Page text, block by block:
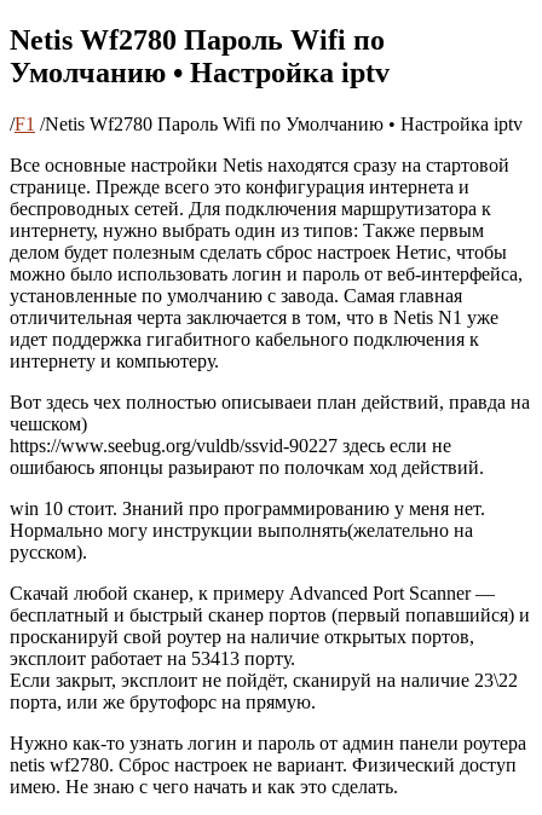
Netis Wf2780 Пароль Wifi по
Умолчанию • Настройка iptv
/F1 /Netis Wf2780 Пароль Wifi по Умолчанию • Настройка iptv
Все основные настройки Netis находятся сразу на стартовой
странице. Прежде всего это конфигурация интернета и
беспроводных сетей. Для подключения маршрутизатора к
интернету, нужно выбрать один из типов: Также первым
делом будет полезным сделать сброс настроек Нетис, чтобы
можно было использовать логин и пароль от веб-интерфейса,
установленные по умолчанию с завода. Самая главная
отличительная черта заключается в том, что в Netis N1 уже
идет поддержка гигабитного кабельного подключения к
интернету и компьютеру.
Вот здесь чех полностью описываеи план действий, правда на
чешском)
https://www.seebug.org/vuldb/ssvid-90227 здесь если не
ошибаюсь японцы разьирают по полочкам ход действий.
win 10 стоит. Знаний про программированию у меня нет.
Нормально могу инструкции выполнять(желательно на
русском).
Скачай любой сканер, к примеру Advanced Port Scanner —
бесплатный и быстрый сканер портов (первый попавшийся) и
просканируй свой роутер на наличие открытых портов,
эксплоит работает на 53413 порту.
Если закрыт, эксплоит не пойдёт, сканируй на наличие 23\22
порта, или же брутофорс на прямую.
Нужно как-то узнать логин и пароль от админ панели роутера
netis wf2780. Сброс настроек не вариант. Физический доступ
имею. Не знаю с чего начать и как это сделать.